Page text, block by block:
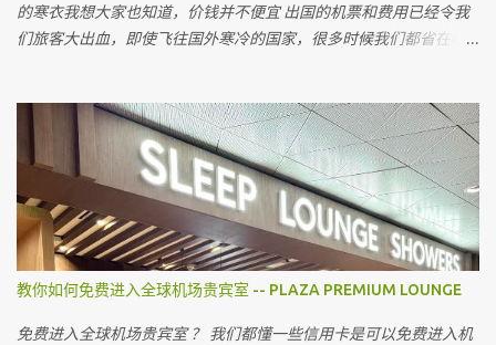
的寒衣我想大家也知道，价钱并不便宜 出国的机票和费用已经令我
们旅客大出血，即使飞往国外寒冷的国家，很多时候我们都省在哪
都会建议我不要上网买，为什么呢
教你如何免费进入全球机场贵宾室 -- PLAZA PREMIUM LOUNGE
免费进入全球机场贵宾室 ？ 我们都懂一些信用卡是可以免费进入机